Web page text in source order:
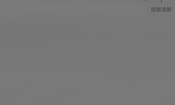
回到顶部